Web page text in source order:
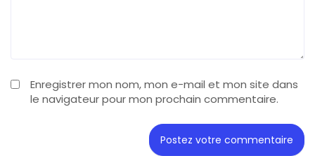
Enregistrer mon nom, mon e-mail et mon site dans
le navigateur pour mon prochain commentaire.